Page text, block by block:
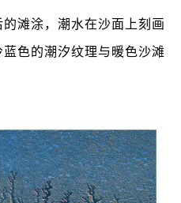
滩涂，潮水在沙面上刻画
色的潮汐纹理与暖色沙滩